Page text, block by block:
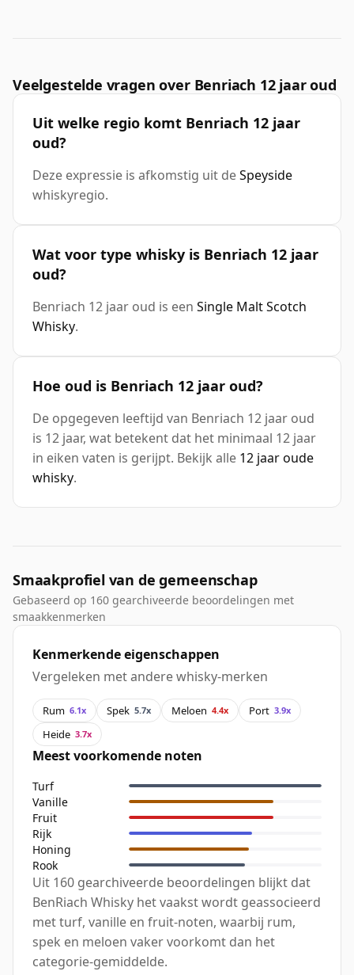
Veelgestelde vragen over Benriach 12 jaar oud
Uit welke regio komt Benriach 12 jaar
oud?
Deze expressie is afkomstig uit deSpeyside
whiskyregio.
Wat voor type whisky is Benriach 12 jaar
oud?
Benriach 12 jaar oud is een Single Malt Scotch
Whisky.
Hoe oud is Benriach 12 jaar oud?
De opgegeven leeftijd van Benriach 12 jaar oud
is 12 jaar, wat betekent dat het minimaal 12 jaar
in eiken vaten is gerijpt. Bekijk alle 12 jaar oude
whisky.
Smaakprofiel van de gemeenschap
Gebaseerd op 160 gearchiveerde beoordelingen met
smaakkenmerken
Kenmerkende eigenschappen
Vergeleken met andere whisky-merken
Rum 6.1x Spek 5.7x Meloen 4.4x Port 3.9x
Heide 3.7x
Meest voorkomende noten
Turf
Vanille
Fruit
Rijk
Honing
Rook
Uit 160 gearchiveerde beoordelingen blijkt dat
BenRiach Whisky het vaakst wordt geassocieerd
met turf, vanille en fruit-noten, waarbij rum,
spek en meloen vaker voorkomt dan het
categorie-gemiddelde.